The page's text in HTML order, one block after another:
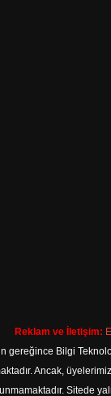
Reklam ve İletişim:
gereğince Bilgi
Ancak,
Sitede